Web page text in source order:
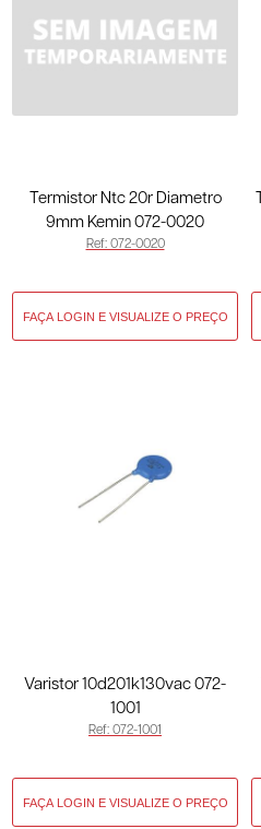
Termistor Ntc 20r Diametro
9mm Kemin 072-0020
Ref: 072-0020
Varistor 10d201k130vac 072-
1001
Ref: 072-1001